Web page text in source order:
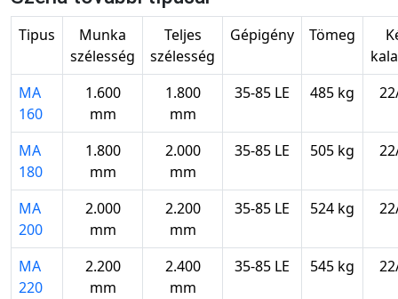
Tipus
Munka
szélesség
Teljes
szélesség
Gépigény Tömeg
MA
160
1.600
mm
1.800
mm
35-85 LE 485 kg
MA
180
1.800
mm
2.000
mm
35-85 LE 505 kg
MA
200
2.000
mm
2.200
mm
35-85 LE 524 kg
MA
220
2.200
mm
2.400
mm
35-85 LE 545 kg